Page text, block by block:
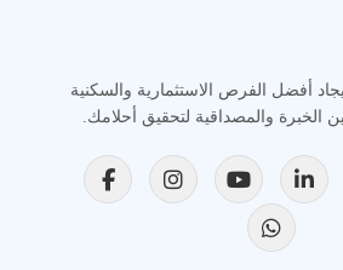
أفضل الفرص الاستثمارية والسكنية
الخبرة والمصداقية لتحقيق أحلامك.